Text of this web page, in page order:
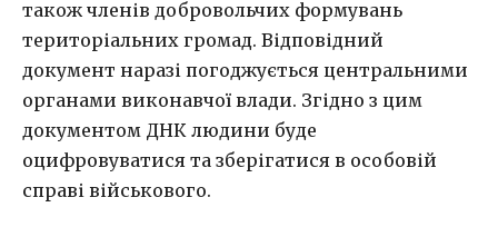
також членів добровольчих формувань
територіальних громад. Відповідний
документ наразі погоджується центральними
органами виконавчої влади. Згідно з цим
документом ДНК людини буде
оцифровуватися та зберігатися в особовій
справі військового.